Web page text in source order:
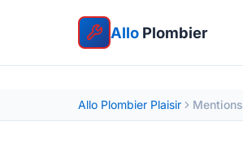
Allo Plombier
Allo Plombier Plaisir Mentions